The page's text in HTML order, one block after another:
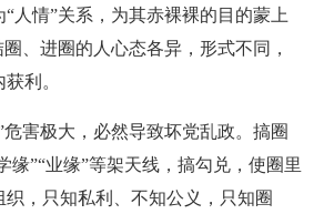
人情”关系，为其赤裸裸的目的蒙上
、进圈的人心态各异，形式不同，
利。
害极大，必然导致坏党乱政。搞圈
缘”“业缘”等架天线，搞勾兑，使圈里
织，只知私利、不知公义，只知圈